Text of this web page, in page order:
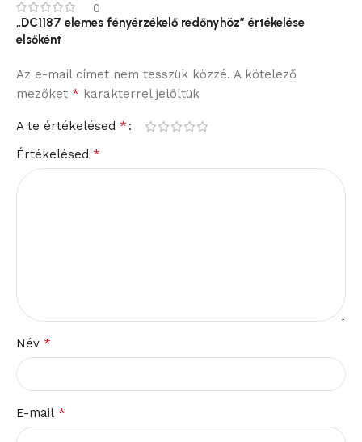
0
„DC1187 elemes fényérzékelő redőnyhöz” értékelése
elsőként
Az e-mail címet nem tesszük közzé. A kötelező
mezőket * karakterrel jelöltük
A te értékelésed *
Értékelésed *
Név *
E-mail *